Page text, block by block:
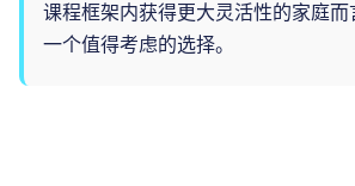
课程框架内获得更大灵活性的家庭而
一个值得考虑的选择。